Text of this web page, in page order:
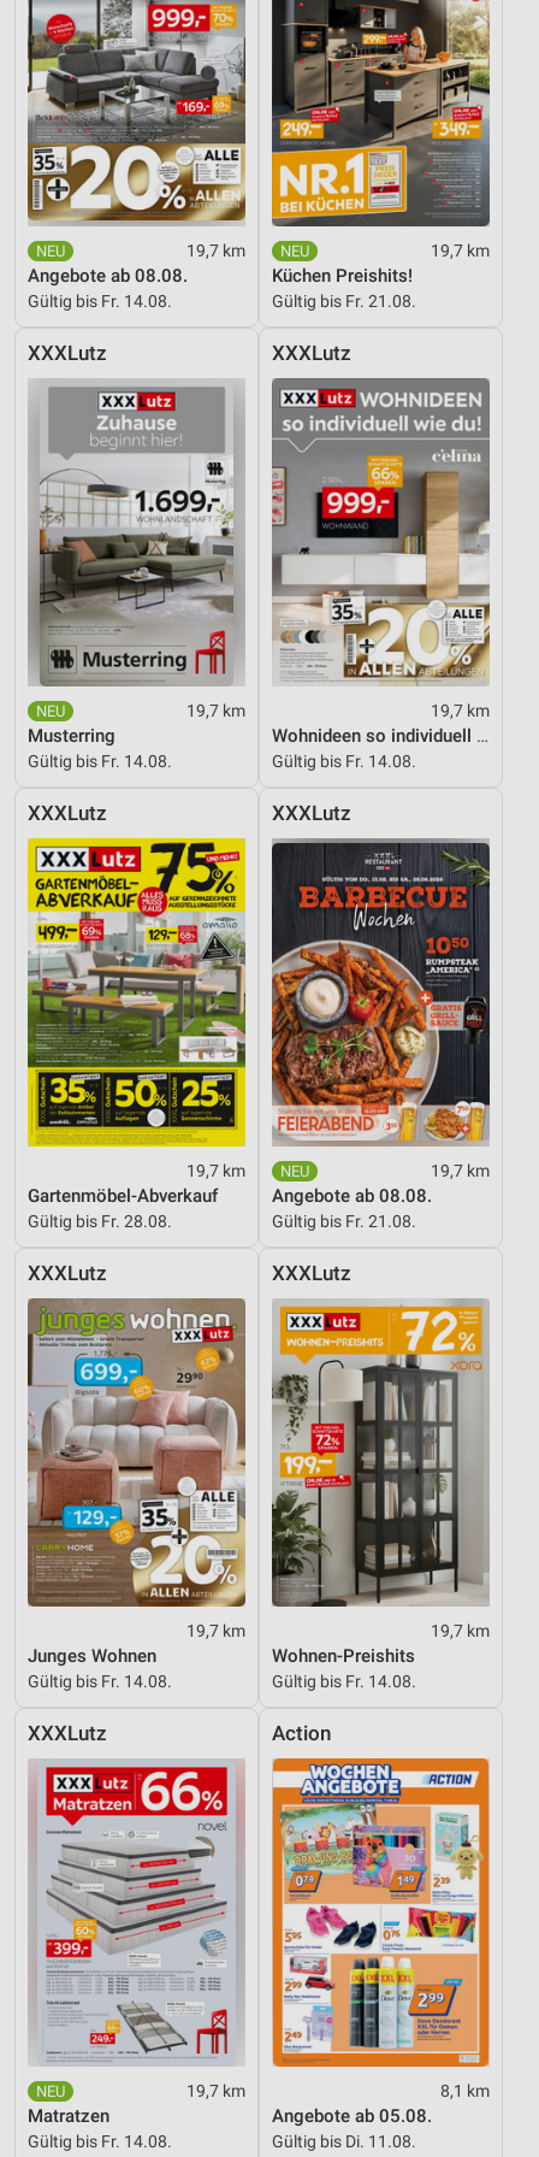
19,7 km
Angebote ab 08.08.
Gültig bis Fr. 14.08.
19,7 km
Küchen Preishits!
Gültig bis Fr. 21.08.
XXXLutz
19,7 km
Musterring
Gültig bis Fr. 14.08.
XXXLutz
19,7 km
Wohnideen so individuell wie du!
Gültig bis Fr. 14.08.
XXXLutz
19,7 km
Gartenmöbel-Abverkauf
Gültig bis Fr. 28.08.
XXXLutz
19,7 km
Angebote ab 08.08.
Gültig bis Fr. 21.08.
XXXLutz
19,7 km
Junges Wohnen
Gültig bis Fr. 14.08.
XXXLutz
19,7 km
Wohnen-Preishits
Gültig bis Fr. 14.08.
XXXLutz
19,7 km
Matratzen
Gültig bis Fr. 14.08.
Action
8,1 km
Angebote ab 05.08.
Gültig bis Di. 11.08.